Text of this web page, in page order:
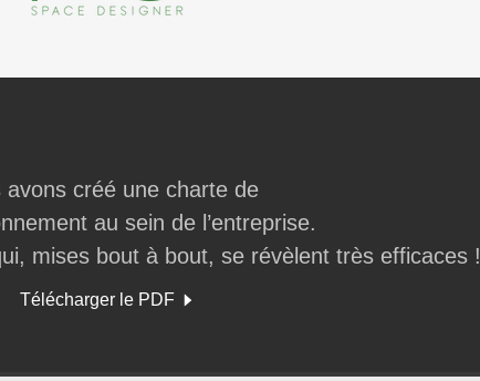
avons créé une charte de
au sein de l’entreprise.
mises bout à bout, se révèlent très efficaces !
Télécharger le PDF